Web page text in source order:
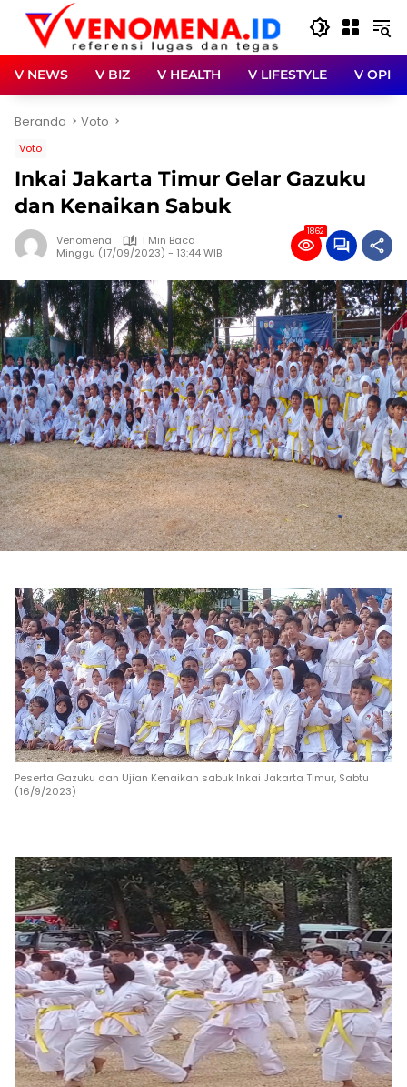
Langsung
konten
V NEWS V BIZ V HEALTH V LIFESTYLE V OPINI
Beranda Voto
Voto
Inkai Jakarta Timur Gelar Gazuku
dan Kenaikan Sabuk
Venomena
1 Min Baca
Minggu (17/09/2023) - 13:44 WIB
1862
Peserta Gazuku dan Ujian Kenaikan sabuk Inkai Jakarta Timur, Sabtu
(16/9/2023)